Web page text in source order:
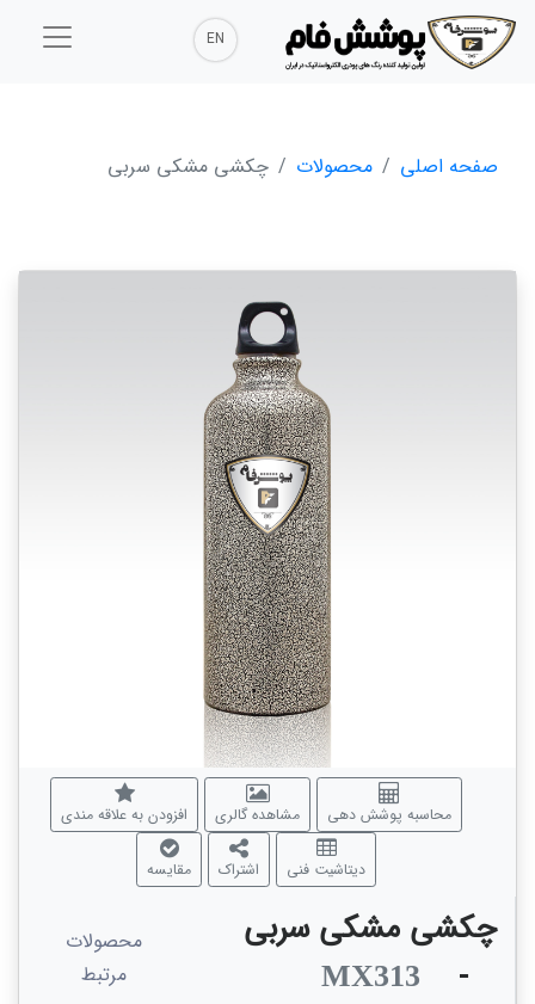
EN
صفحه اصلی محصولات چکشی مشکی سربی
محاسبه پوشش دهی مشاهده گالری افزودن به علاقه مندی
دیتاشیت فنی اشتراک مقایسه
چکشی مشکی سربی
-
MX313
محصولات
مرتبط